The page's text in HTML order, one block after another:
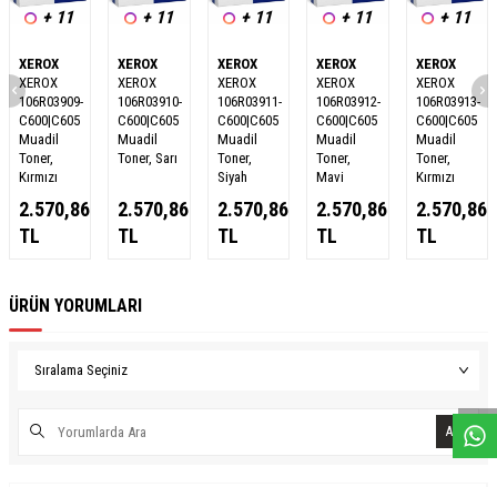
WhasappDeseHatt
+ 11
XEROX
XEROX
106R03909-
C600|C605
Muadil
Toner,
Kırmızı
2.570,86
TL
+ 11
XEROX
XEROX
106R03910-
C600|C605
Muadil
Toner, Sarı
2.570,86
TL
+ 11
XEROX
XEROX
106R03911-
C600|C605
Muadil
Toner,
Siyah
2.570,86
TL
+ 11
XEROX
XEROX
106R03912-
C600|C605
Muadil
Toner,
Mavi
2.570,86
TL
+ 11
XEROX
XEROX
106R03913-
C600|C605
Muadil
Toner,
Kırmızı
2.570,86
TL
ÜRÜN YORUMLARI
Ara